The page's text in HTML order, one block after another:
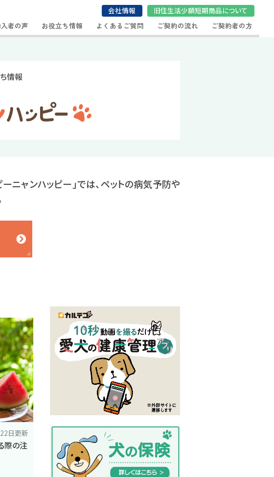
会社情報
旧住生活少額短期商品について
者の声 お役立ち情報 よくあるご質問 ご契約の流れ ご契約者の方
情報
ニャンハッピー」では、ペットの病気予防や
日更新
際の注